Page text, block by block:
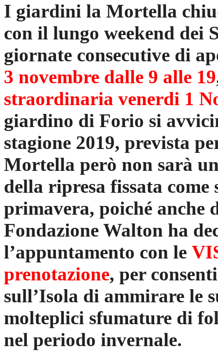
I giardini la Mortella
con il lungo weekend dei
giornate consecutive di
3 novembre dalle 9 alle 19
straordinaria venerdi 1
giardino di Forio si
stagione 2019, prevista
Mortella però non sarà
della ripresa fissata come
primavera, poiché anche
Fondazione Walton ha
l’appuntamento con le
prenotazione, per
sull’Isola di ammirare le
molteplici sfumature di
nel periodo invernale.